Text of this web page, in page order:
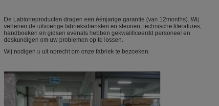
De Labtoneproducten dragen een éénjarige garantie (van 12months). Wij
verlenen de uitvoerige fabrieksdiensten en steunen, technische literatures,
handboeken en gidsen evenals hebben gekwalificeerdd personeel en
deskundigen om uw problemen op te lossen.
Wij nodigen u uit oprecht om onze fabriek te bezoeken.